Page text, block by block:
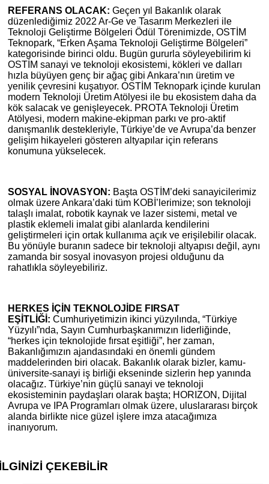
REFERANS OLACAK: Geçen yıl Bakanlık olarak
düzenlediğimiz 2022 Ar-Ge ve Tasarım Merkezleri ile
Teknoloji Geliştirme Bölgeleri Ödül Törenimizde, OSTİM
Teknopark, “Erken Aşama Teknoloji Geliştirme Bölgeleri”
kategorisinde birinci oldu. Bugün gururla söyleyebilirim ki
OSTİM sanayi ve teknoloji ekosistemi, kökleri ve dalları
hızla büyüyen genç bir ağaç gibi Ankara’nın üretim ve
yenilik çevresini kuşatıyor. OSTİM Teknopark içinde kurulan
modern Teknoloji Üretim Atölyesi ile bu ekosistem daha da
kök salacak ve genişleyecek. PROTA Teknoloji Üretim
Atölyesi, modern makine-ekipman parkı ve pro-aktif
danışmanlık destekleriyle, Türkiye’de ve Avrupa’da benzer
gelişim hikayeleri gösteren altyapılar için referans
konumuna yükselecek.
SOSYAL İNOVASYON: Başta OSTİM’deki sanayicilerimiz
olmak üzere Ankara’daki tüm KOBİ’lerimize; son teknoloji
talaşlı imalat, robotik kaynak ve lazer sistemi, metal ve
plastik eklemeli imalat gibi alanlarda kendilerini
geliştirmeleri için ortak kullanıma açık ve erişilebilir olacak.
Bu yönüyle buranın sadece bir teknoloji altyapısı değil, aynı
zamanda bir sosyal inovasyon projesi olduğunu da
rahatlıkla söyleyebiliriz.
HERKES İÇİN TEKNOLOJİDE FIRSAT
EŞİTLİĞİ: Cumhuriyetimizin ikinci yüzyılında, “Türkiye
Yüzyılı”nda, Sayın Cumhurbaşkanımızın liderliğinde,
“herkes için teknolojide fırsat eşitliği”, her zaman,
Bakanlığımızın ajandasındaki en önemli gündem
maddelerinden biri olacak. Bakanlık olarak bizler, kamu-
üniversite-sanayi iş birliği ekseninde sizlerin hep yanında
olacağız. Türkiye’nin güçlü sanayi ve teknoloji
ekosisteminin paydaşları olarak başta; HORIZON, Dijital
Avrupa ve IPA Programları olmak üzere, uluslararası birçok
alanda birlikte nice güzel işlere imza atacağımıza
inanıyorum.
ÇEKEBİLİR